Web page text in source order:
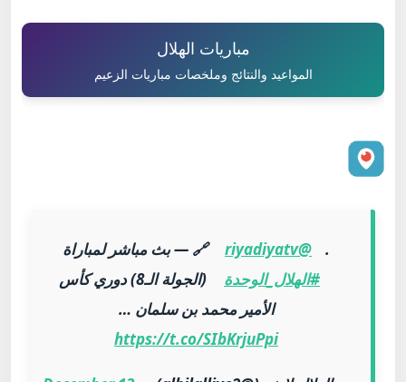
مباريات الهلال
المواعيد والنتائج وملخصات مباريات الزعيم
.
@riyadiyatv
🔗 — بث مباشر لمباراة
#الهلال_الوحدة
(الجولة الـ8) دوري كأس
الأمير محمد بن سلمان …
https://t.co/SIbKrjuPpi